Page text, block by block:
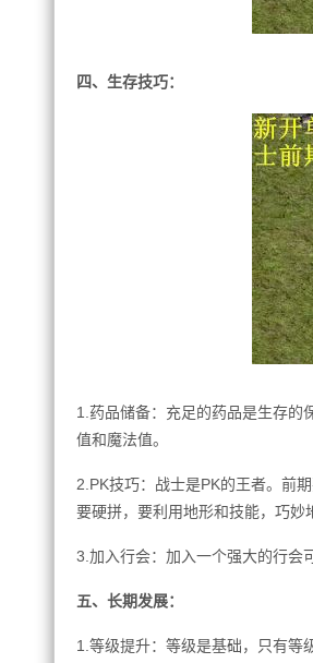
四、生存技巧：
1.药品储备：充足的药品是生存的
值和魔法值。
2.PK技巧：战士是PK的王者。前
要硬拼，要利用地形和技能，巧妙
3.加入行会：加入一个强大的行会
五、长期发展：
1.等级提升：等级是基础，只有等